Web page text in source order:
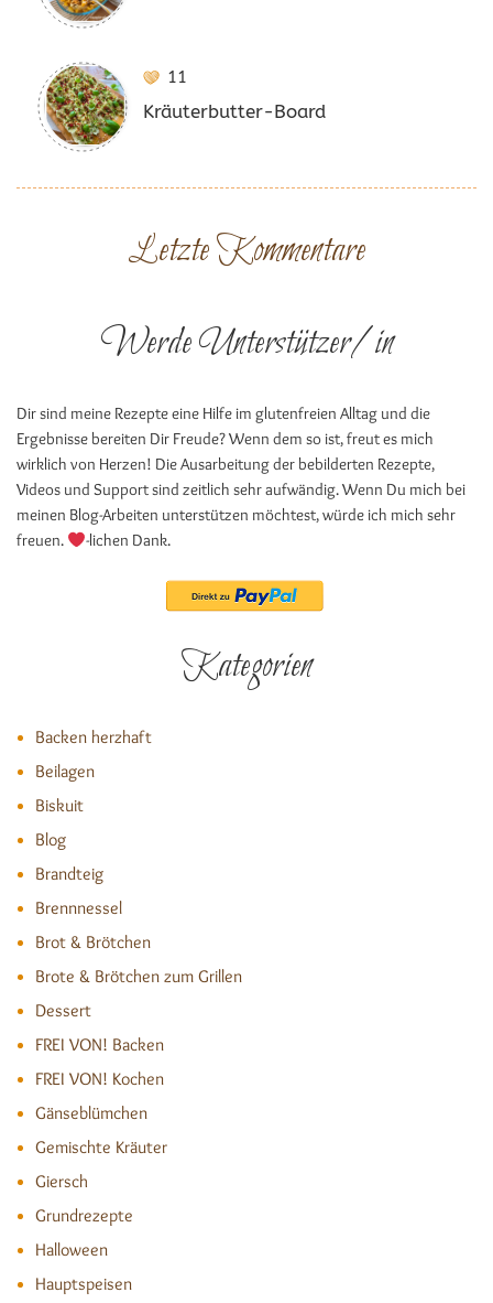
11
Kräuterbutter-Board
Letzte Kommentare
Werde Unterstützer/in
Dir sind meine Rezepte eine Hilfe im glutenfreien Alltag und die
Ergebnisse bereiten Dir Freude? Wenn dem so ist, freut es mich
wirklich von Herzen! Die Ausarbeitung der bebilderten Rezepte,
Videos und Support sind zeitlich sehr aufwändig. Wenn Du mich bei
meinen Blog-Arbeiten unterstützen möchtest, würde ich mich sehr
freuen.
-lichen Dank.
Kategorien
Backen herzhaft
Beilagen
Biskuit
Blog
Brandteig
Brennnessel
Brot & Brötchen
Brote & Brötchen zum Grillen
Dessert
FREI VON! Backen
FREI VON! Kochen
Gänseblümchen
Gemischte Kräuter
Giersch
Grundrezepte
Halloween
Hauptspeisen